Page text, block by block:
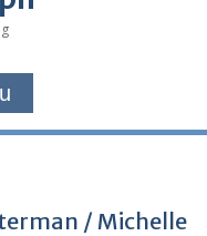
/ Michelle